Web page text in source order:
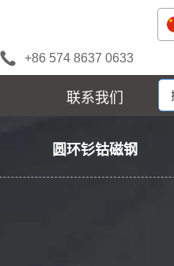
+86 574 8637 0633
联系我们
圆环钐钴磁钢